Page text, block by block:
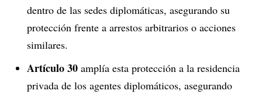
dentro de las sedes diplomáticas, asegurando su
protección frente a arrestos arbitrarios o acciones
similares.
Artículo 30 amplía esta protección a la residencia
privada de los agentes diplomáticos, asegurando